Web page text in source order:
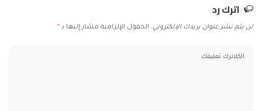
اترك رد
لن يتم نشر عنوان بريدك الإلكتروني. الحقول الإلزامية مشار إليها بـ *